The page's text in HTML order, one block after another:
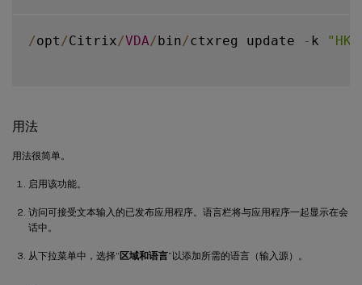
/opt /Citrix/VDA/bin/ctxreg update - k
用法
用法很简单。
启用该功能。
访问可接受文本输入的已发布应用程序。语言栏将与应用程序一起显示在会
话中。
从下拉菜单中，选择“ 区域和语言”以添加所需的语言（输入源）。